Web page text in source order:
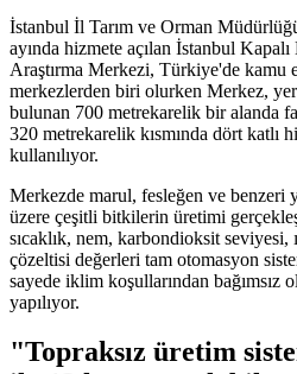
İstanbul İl Tarım ve Orman
ayında hizmete açılan İstanbul
Araştırma Merkezi, Türkiye'de kamu
merkezlerden biri olurken Merkez,
bulunan 700 metrekarelik bir alanda
320 metrekarelik kısmında dört katlı
kullanılıyor.
Merkezde marul, fesleğen ve benzeri
üzere çeşitli bitkilerin üretimi
sıcaklık, nem, karbondioksit seviyesi,
çözeltisi değerleri tam otomasyon
sayede iklim koşullarından bağımsız
yapılıyor.
"Topraksız üretim